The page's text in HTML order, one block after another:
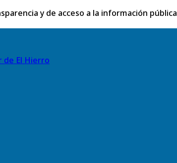
y de acceso a la información pública
de El Hierro